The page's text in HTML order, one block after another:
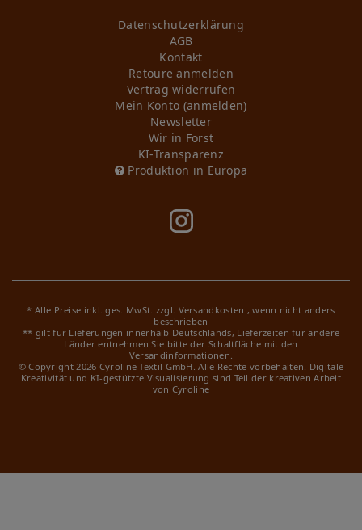
Daten­schutz­erklärung
AGB
Kontakt
Retoure anmelden
Vertrag widerrufen
Mein Konto (anmelden)
Newsletter
Wir in Forst
KI-Transparenz
Produktion in Europa
* Alle Preise inkl. ges. MwSt. zzgl. Versandkosten , wenn nicht anders
beschrieben
** gilt für Lieferungen innerhalb Deutschlands, Lieferzeiten für andere
Länder entnehmen Sie bitte der Schaltfläche mit den
Versandinformationen.
© Copyright 2026 Cyroline Textil GmbH. Alle Rechte vorbehalten. Digitale
Kreativität und KI-gestützte Visualisierung sind Teil der kreativen Arbeit
von Cyroline